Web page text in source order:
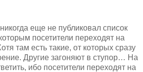
еще не публиковал список
посетители переходят на
там есть такие, от которых сразу
Другие загоняют в ступор… На
ибо посетители переходят на